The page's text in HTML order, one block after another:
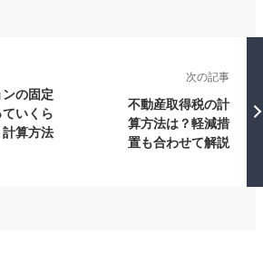
の固定
いくら
算方法
次の記事
不動産取得税の計
算方法は？軽減措
置も合わせて解説